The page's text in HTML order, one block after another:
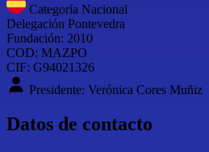
Categoría Nacional
Delegación Pontevedra
Fundación: 2010
COD: MAZPO
CIF: G94021326
Presidente: Verónica Cores Muñiz
Datos de contacto